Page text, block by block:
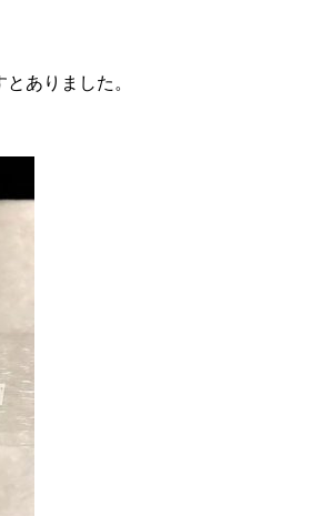
ありました。